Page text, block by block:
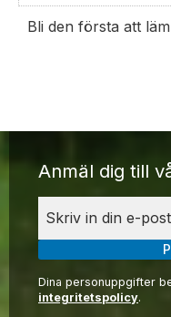
Bli den första att
Anmäl dig till
Dina personuppgifter
integritetspolicy.